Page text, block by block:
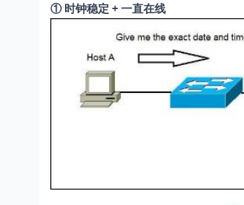
① 时钟稳定 + 一直在线